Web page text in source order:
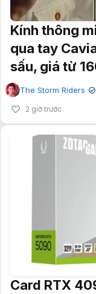
Kính thông
qua tay
sấu, giá từ
The Storm Riders ✔
2 giờ trước
Card RTX